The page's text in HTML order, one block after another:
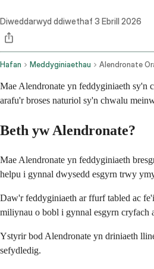
Diweddarwyd ddiwethaf 3 Ebrill 2026
Hafan Meddyginiaethau Alendronate
Mae Alendronate yn feddyginiaeth sy'n
arafu'r broses naturiol sy'n chwalu
Beth yw Alendronate?
Mae Alendronate yn feddyginiaeth
helpu i gynnal dwysedd esgyrn trwy
Daw'r feddyginiaeth ar ffurf tabled ac
miliynau o bobl i gynnal esgyrn cryfach
Ystyrir bod Alendronate yn driniaeth
sefydledig.